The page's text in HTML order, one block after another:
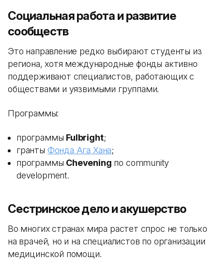
Социальная работа и развитие
сообществ
Это направление редко выбирают студенты из
региона, хотя международные фонды активно
поддерживают специалистов, работающих с
обществами и уязвимыми группами.
Программы:
программы Fulbright;
гранты Фонда Ага Хана;
программы Chevening по community
development.
Сестринское дело и акушерство
Во многих странах мира растет спрос не только
на врачей, но и на специалистов по организации
медицинской помощи.